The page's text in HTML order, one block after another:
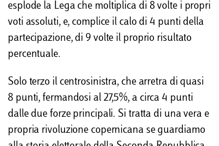
esplode la Lega che moltiplica di 8 volte i propri
voti assoluti, e, complice il calo di 4 punti della
partecipazione, di 9 volte il proprio risultato
percentuale.
Solo terzo il centrosinistra, che arretra di quasi
8 punti, fermandosi al 27,5%, a circa 4 punti
dalle due forze principali. Si tratta di una vera e
propria rivoluzione copernicana se guardiamo